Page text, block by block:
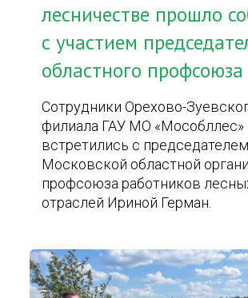
лесничестве прошло
с участием
областного профсоюза
Сотрудники Орехово-
филиала ГАУ МО «Мособллес»
встретились с председателем
Московской областной
профсоюза работников
отраслей Ириной Герман.